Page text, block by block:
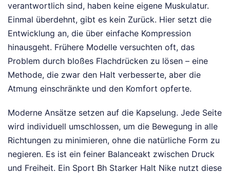
verantwortlich sind, haben keine eigene Muskulatur.
Einmal überdehnt, gibt es kein Zurück. Hier setzt die
Entwicklung an, die über einfache Kompression
hinausgeht. Frühere Modelle versuchten oft, das
Problem durch bloßes Flachdrücken zu lösen – eine
Methode, die zwar den Halt verbesserte, aber die
Atmung einschränkte und den Komfort opferte.
Moderne Ansätze setzen auf die Kapselung. Jede Seite
wird individuell umschlossen, um die Bewegung in alle
Richtungen zu minimieren, ohne die natürliche Form zu
negieren. Es ist ein feiner Balanceakt zwischen Druck
und Freiheit. Ein Sport Bh Starker Halt Nike nutzt diese